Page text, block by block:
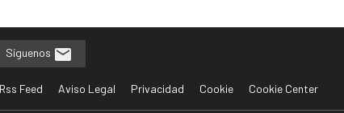
Síguenos
Rss Feed Aviso Legal Privacidad Cookie Cookie Center